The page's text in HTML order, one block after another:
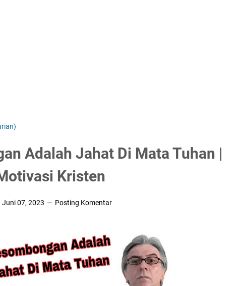
Adalah Jahat Di Mata Tuhan |
Kristen
Juni 07, 2023 Posting Komentar